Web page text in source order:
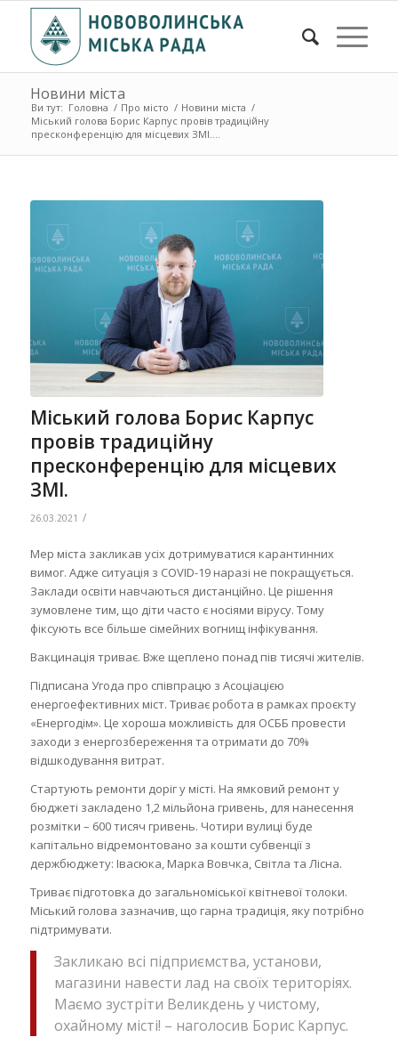
Новини міста
Ви тут: Головна / Про місто / Новини міста /
Міський голова Борис Карпус провів традиційну
пресконференцію для місцевих ЗМІ....
Міський голова Борис Карпус
провів традиційну
пресконференцію для місцевих
ЗМІ.
26.03.2021 /
Мер міста закликав усіх дотримуватися карантинних
вимог. Адже ситуація з COVID-19 наразі не покращується.
Заклади освіти навчаються дистанційно. Це рішення
зумовлене тим, що діти часто є носіями вірусу. Тому
фіксують все більше сімейних вогнищ інфікування.
Вакцинація триває. Вже щеплено понад пів тисячі жителів.
Підписана Угода про співпрацю з Асоціацією
енергоефективних міст. Триває робота в рамках проєкту
«Енергодім». Це хороша можливість для ОСББ провести
заходи з енергозбереження та отримати до 70%
відшкодування витрат.
Стартують ремонти доріг у місті. На ямковий ремонт у
бюджеті закладено 1,2 мільйона гривень, для нанесення
розмітки – 600 тисяч гривень. Чотири вулиці буде
капітально відремонтовано за кошти субвенції з
держбюджету: Івасюка, Марка Вовчка, Світла та Лісна.
Триває підготовка до загальноміської квітневої толоки.
Міський голова зазначив, що гарна традиція, яку потрібно
підтримувати.
Закликаю всі підприємства, установи,
магазини навести лад на своїх територіях.
Маємо зустріти Великдень у чистому,
охайному місті! – наголосив Борис Карпус.